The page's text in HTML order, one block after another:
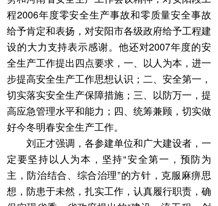
程2006年度零安全生产事故和零质量安全事故
给予肯定和表扬，对安阳市各级政府给予工程建
设的大力支持表示感谢。他还对2007年度的安
全生产工作提出四点要求，一、以人为本，进一
步提高安全生产工作思想认识；二、安全第一，
切实落实安全生产保障措施；三、以防万一，提
高应急管理水平和能力；四、统筹兼顾，切实做
好今冬明春安全生产工作。
刘正才强调，各参建单位和广大建设者，一
定要坚持以人为本，坚持“安全第一，预防为
主，防治结合、综合治理”的方针，克服麻痹思
想，防患于未然，扎实工作，认真履行职责，确